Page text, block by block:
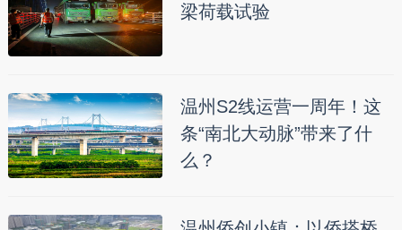
梁荷载试验
温州S2线运营一周年！这
条“南北大动脉”带来了什
么？